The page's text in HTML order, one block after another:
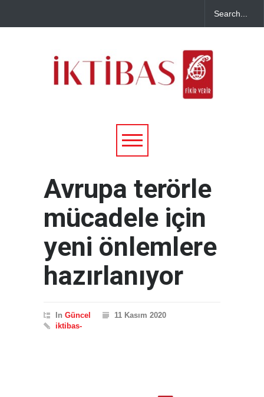
Avrupa terörle
mücadele için
yeni önlemlere
hazırlanıyor
In Güncel
11 Kasım 2020
iktibas-